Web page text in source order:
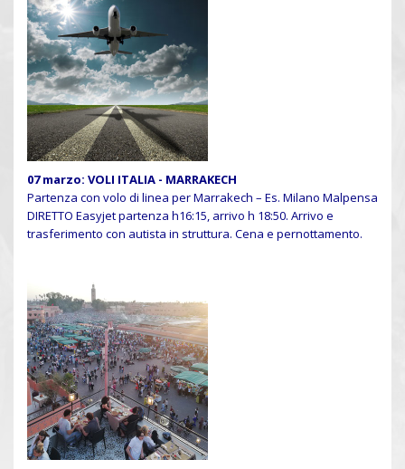
07 marzo: VOLI ITALIA - MARRAKECH
Partenza con volo di linea per Marrakech – Es. Milano Malpensa
DIRETTO Easyjet partenza h16:15, arrivo h 18:50. Arrivo e
trasferimento con autista in struttura. Cena e pernottamento.